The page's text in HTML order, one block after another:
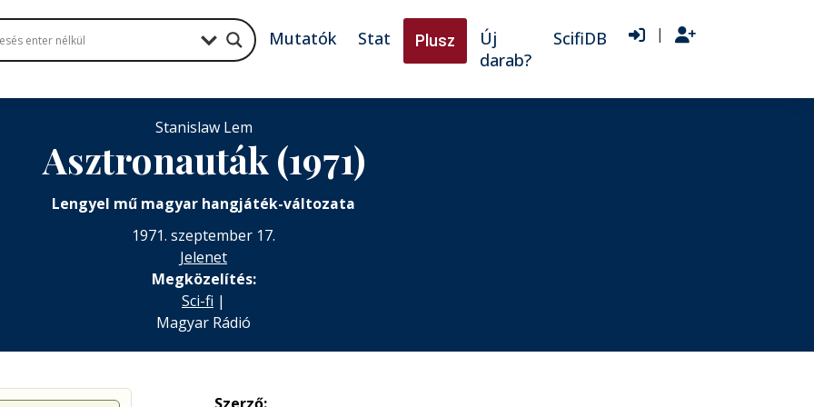
Mutatók Stat Plusz
Új
darab?
ScifiDB |
Stanislaw Lem
Asztronauták (1971)
Lengyel mű magyar hangjáték-változata
1971. szeptember 17.
Jelenet
Megközelítés:
Sci-fi |
Magyar Rádió